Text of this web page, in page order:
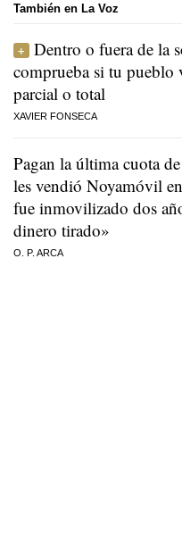
También en La Voz
Dentro o fuera de la
comprueba si tu pueblo
parcial o total
XAVIER FONSECA
Pagan la última cuota
les vendió Noyamóvil
fue inmovilizado dos
dinero tirado»
O. P. ARCA